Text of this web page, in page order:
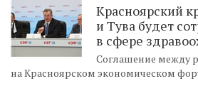
Красноярский
и Тува будет
в сфере
Соглашение между
на Красноярском экономическом